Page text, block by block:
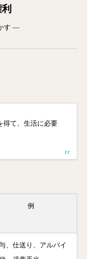
す ―
得て、生活に必要
例
、仕送り、アルバイ